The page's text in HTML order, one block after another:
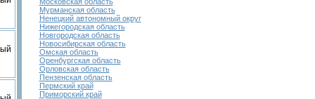
Мурманская область
Ненецкий автономный округ
Нижегородская область
Новгородская область
Новосибирская область
Омская область
Оренбургская область
Орловская область
Пензенская область
Пермский край
Приморский край